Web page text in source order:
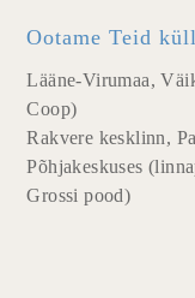
Ootame Teid
Lääne-Virumaa,
Coop)
Rakvere kesklinn,
Põhjakeskuses
Grossi pood)